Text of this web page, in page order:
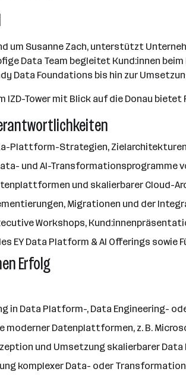
um Susanne Zach, unterstützt
Data Team begleitet Kund:innen
Data Foundations bis hin zur
IZD-Tower mit Blick auf die Donau
Plattform-Strategien,
und AI-
und skalierbarer Cloud-
Migrationen und der
Workshops,
EY Data Platform & AI Offerings sowie
Erfolg
in Data Platform-, Data Engineering-
moderner Datenplattformen, z. B.
und Umsetzung skalierbarer
komplexer Data- oder